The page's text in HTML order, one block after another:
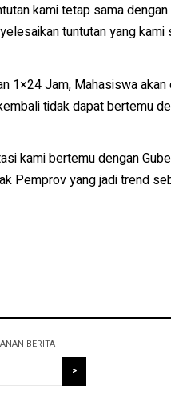
kami tetap sama
tuntutan yang kami
1×24 Jam, Mahasiswa
tidak dapat bertemu
kami bertemu dengan
Pemprov yang jadi trend
BERITA